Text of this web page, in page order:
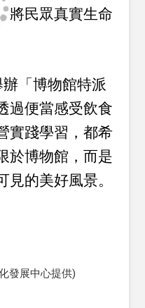
將民眾真實生命
「博物館特派
過便當感受飲食
實踐學習，都希
於博物館，而是
見的美好風景。
發展中心提供)